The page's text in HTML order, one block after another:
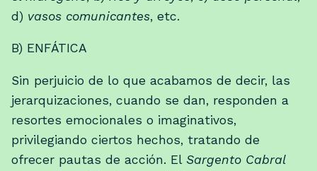
d) vasos comunicantes, etc.
B) ENFÁTICA
Sin perjuicio de lo que acabamos de decir, las
jerarquizaciones, cuando se dan, responden a
resortes emocionales o imaginativos,
privilegiando ciertos hechos, tratando de
ofrecer pautas de acción. El Sargento Cabral